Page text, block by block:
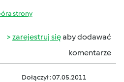
strony
zarejestruj sięaby dodawać
komentarze
Dołączył : 07.05.2011